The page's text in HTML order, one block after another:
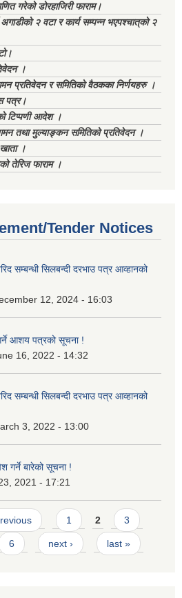
गरेको डोरहाजिरी फाराम।
२ वटा र कार्य सम्पन्न भएपश्चात्‌को २
।
प्रतिवेदन र समितिको वैठकका निर्णयहरु ।
पत्र।
टिप्पणी आदेश ।
तथा मुल्याङ्कन समितिको प्रतिवेदन ।
।
तेरिज फाराम ।
Tender Notices
सम्बन्धी सिलबन्दी दरभाउ पत्र आव्हानको
12, 2024 - 16:03
आशय पत्रको सूचना !
16, 2022 - 14:32
सम्बन्धी सिलबन्दी दरभाउ पत्र आव्हानको
3, 2022 - 13:00
गर्ने बारेको सूचना !
2021 - 17:21
1 2 3
6 next › last »